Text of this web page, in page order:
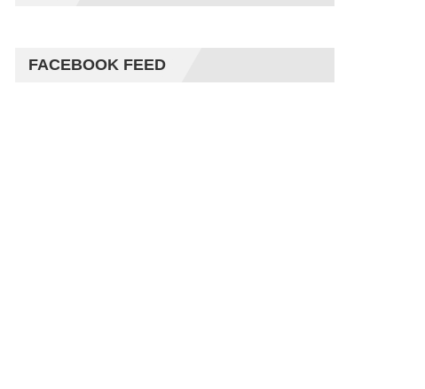
FACEBOOK FEED